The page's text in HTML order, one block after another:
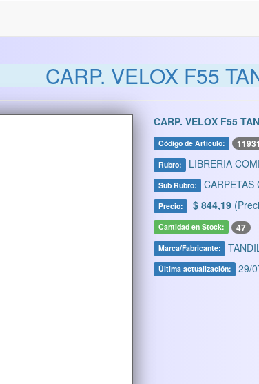
CARP. VELOX F55
CARP. VELOX F55
Código de Artículo:
Rubro: LIBRERIA
Sub Rubro: CARPETAS
Precio: $ 844,19
Cantidad en Stock: 47
Marca/Fabricante:
Última actualización: 29/